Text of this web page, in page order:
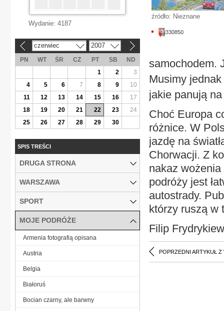
źródło: Nieznane
330850
samochodem.
Musimy
jakie panują
Choć Europa
różnice. W
jazdę na
Chorwacji. Z
nakaz
podróży jest
autostrady.
którzy ruszą w
Filip
POPRZEDNI ARTYKUŁ Z
Wydanie: 4187
czerwiec 2007
PN WT ŚR CZ PT SB
ND
1
2
3
4
5 6 7 8 9
10
11
12 13 14 15 16
17
18
19 20 21 22 23
24
25
26 27 28 29 30
SPIS TREŚCI
DRUGA STRONA
WARSZAWA
SPORT
MOJE PODRÓŻE
Armenia fotografią opisana
Austria
Belgia
Białoruś
Bocian czarny, ale barwny